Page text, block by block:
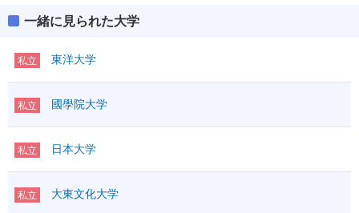
一緒に見られた大学
私立 東洋大学
私立 國學院大学
私立 日本大学
私立 大東文化大学